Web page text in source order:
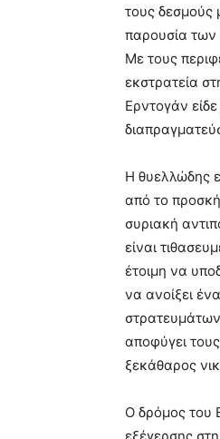
τους δεσμούς
παρουσία των
Με τους
εκστρατεία
Ερντογάν
Η θυελλώδης
από το
συριακή
είναι
έτοιμη να
να ανοίξει
αποφύγει
ξεκάθαρος
Ο δρόμος του